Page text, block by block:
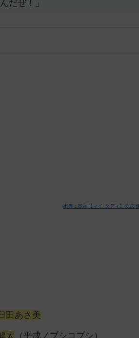
だぜ！」
出典：映画【マイ･ダディ】公式
田あさ美
太 （平成ノブシコブシ）